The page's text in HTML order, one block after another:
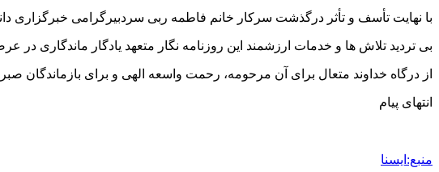
با نهایت تأسف و تأثر درگذشت سرکار خانم فاطمه ربی سردبیرگرامی خبرگزاری
بی تردید تلاش ها و خدمات ارزشمند این روزنامه نگار متعهد یادگار ماندگاری در
از درگاه خداوند متعال برای آن مرحومه، رحمت واسعه الهی و برای بازماندگان
انتهای پیام
منبع:ایسنا